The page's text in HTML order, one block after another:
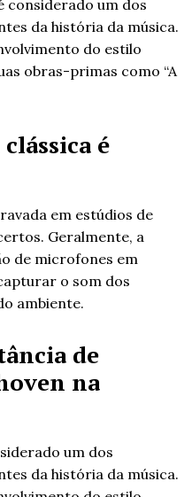
considerado um dos
da história da música.
do estilo
obras-primas como “A
é
em estúdios de
Geralmente, a
de microfones em
o som dos
ambiente.
de
na
um dos
da história da música.